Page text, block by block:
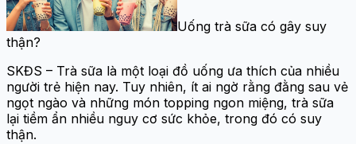
Uống trà sữa có gây suy
thận?
SKĐS – Trà sữa là một loại đồ uống ưa thích của nhiều
người trẻ hiện nay. Tuy nhiên, ít ai ngờ rằng đằng sau vẻ
ngọt ngào và những món topping ngon miệng, trà sữa
lại tiềm ẩn nhiều nguy cơ sức khỏe, trong đó có suy
thận.